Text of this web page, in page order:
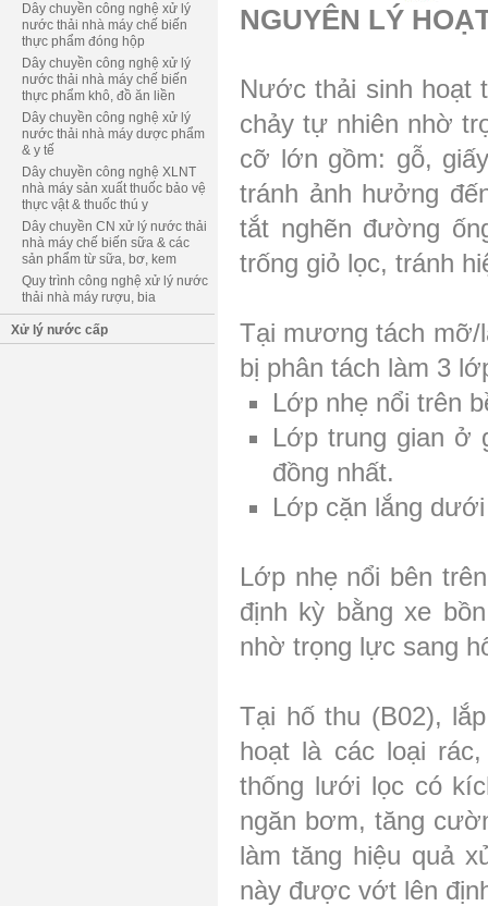
Dây chuyền công nghệ xử lý
nước thải nhà máy chế biến
thực phẩm đóng hộp
Dây chuyền công nghệ xử lý
nước thải nhà máy chế biến
thực phẩm khô, đồ ăn liền
Dây chuyền công nghệ xử lý
nước thải nhà máy dược phẩm
& y tế
Dây chuyền công nghệ XLNT
nhà máy sản xuất thuốc bảo vệ
thực vật & thuốc thú y
Dây chuyền CN xử lý nước thải
nhà máy chế biến sữa & các
sản phẩm từ sữa, bơ, kem
Quy trình công nghệ xử lý nước
thải nhà máy rượu, bia
Xử lý nước cấp
NGUYÊN LÝ
Nước thải sinh hoạt
chảy tự nhiên nhờ
cỡ lớn gồm: gỗ,
tránh ảnh hưởng
tắt nghẽn đường
trống giỏ lọc, tránh
Tại mương tách
bị phân tách làm 3
Lớp nhẹ nổi trên
Lớp trung gian ở
đồng nhất.
Lớp cặn lắng
Lớp nhẹ nổi bên
định kỳ bằng xe
nhờ trọng lực sang
Tại hố thu (B02),
hoạt là các loại
thống lưới lọc có
ngăn bơm, tăng
làm tăng hiệu quả
này được vớt lên